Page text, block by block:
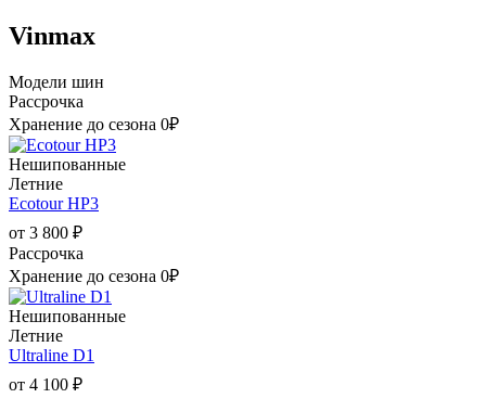
Vinmax
Модели шин
Рассрочка
Хранение до сезона 0₽
Нешипованные
Летние
Ecotour HP3
от 3 800 ₽
Рассрочка
Хранение до сезона 0₽
Нешипованные
Летние
Ultraline D1
от 4 100 ₽